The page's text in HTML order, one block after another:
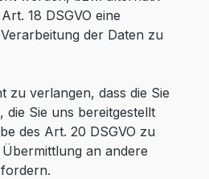
18 DSGVO eine
der Daten zu
zu verlangen, dass die Sie
die Sie uns bereitgestellt
des Art. 20 DSGVO zu
an andere